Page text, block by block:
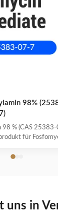
98%
98 % (CAS
für
kg/Fass
uns in